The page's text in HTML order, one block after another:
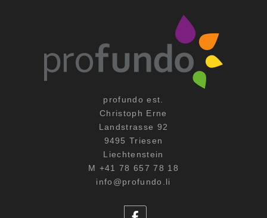
profundo est.
Christoph Erne
Landstrasse 92
9495 Triesen
Liechtenstein
M +41 78 657 78 18
info@profundo.li